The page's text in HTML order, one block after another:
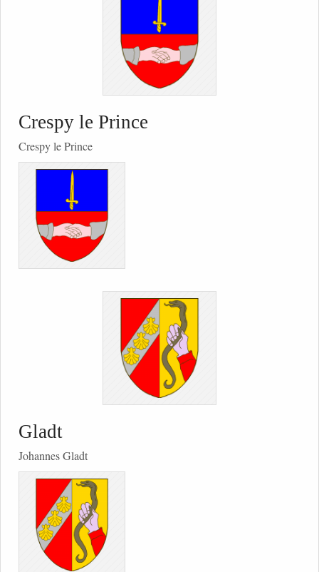
Crespy le Prince
Crespy le Prince
Gladt
Johannes Gladt